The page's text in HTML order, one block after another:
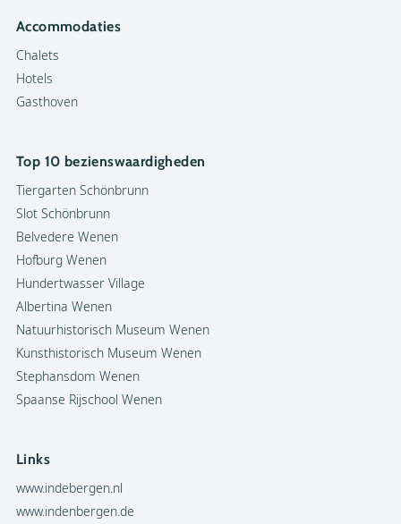
Accommodaties
Chalets
Hotels
Gasthoven
Top 10 bezienswaardigheden
Tiergarten Schönbrunn
Slot Schönbrunn
Belvedere Wenen
Hofburg Wenen
Hundertwasser Village
Albertina Wenen
Natuurhistorisch Museum Wenen
Kunsthistorisch Museum Wenen
Stephansdom Wenen
Spaanse Rijschool Wenen
Links
www.indebergen.nl
www.indenbergen.de